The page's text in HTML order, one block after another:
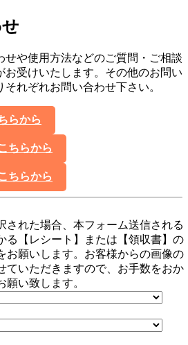
せや使用方法などのご質問・ご相談
お受けいたします。その他のお問い
れぞれお問い合わせ下さい。
らから
ちらから
ちらから
された場合、本フォーム送信される
る【レシート】または【領収書】の
お願いします。お客様からの画像の
ていただきますので、お手数をおか
願い致します。